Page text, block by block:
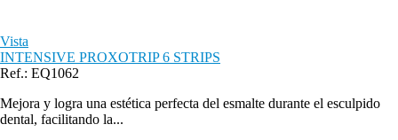
Vista
INTENSIVE PROXOTRIP 6 STRIPS
Ref.: EQ1062
Mejora y logra una estética perfecta del esmalte durante el esculpido
dental, facilitando la...